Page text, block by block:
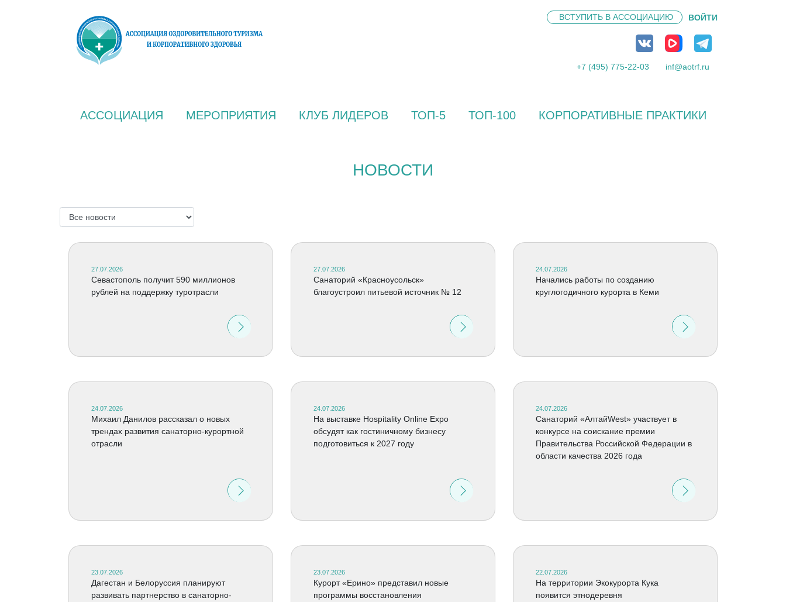
ВСТУПИТЬ В АССОЦИАЦИЮ ВОЙТИ
+7 (495) 775-22-03 inf@aotrf.ru
АССОЦИАЦИЯ МЕРОПРИЯТИЯ КЛУБ ЛИДЕРОВ ТОП-5 ТОП-100 КОРПОРАТИВНЫЕ ПРАКТИКИ
НОВОСТИ
27.07.2026
Севастополь получит 590 миллионов
рублей на поддержку туротрасли
27.07.2026
Санаторий «Красноусольск»
благоустроил питьевой источник № 12
24.07.2026
Начались работы по созданию
круглогодичного курорта в Кеми
24.07.2026
Михаил Данилов рассказал о новых
трендах развития санаторно-курортной
отрасли
24.07.2026
На выставке Hospitality Online Expo
обсудят как гостиничному бизнесу
подготовиться к 2027 году
24.07.2026
Санаторий «АлтайWest» участвует в
конкурсе на соискание премии
Правительства Российской Федерации в
области качества 2026 года
23.07.2026
Дагестан и Белоруссия планируют
развивать партнерство в санаторно-
23.07.2026
Курорт «Ерино» представил новые
программы восстановления
22.07.2026
На территории Экокурорта Кука
появится этнодеревня